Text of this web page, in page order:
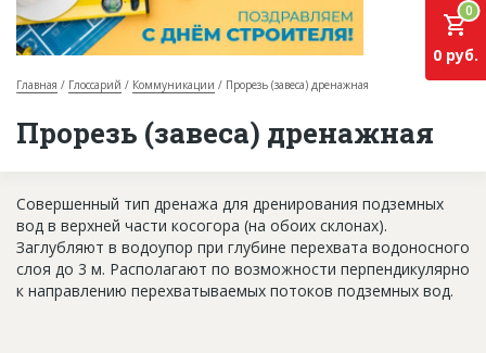
О проекте
База строящихся объектов
Инвестпроекты
Глоссарий
Главная Глоссарий Коммуникации Прорезь (завеса) дренажная
Прорезь (завеса) дренажная
0
0 руб.
Совершенный тип дренажа для дренирования подземных
вод в верхней части косогора (на обоих склонах).
Заглубляют в водоупор при глубине перехвата водоносного
слоя до 3 м. Располагают по возможности перпендикулярно
к направлению перехватываемых потоков подземных вод.